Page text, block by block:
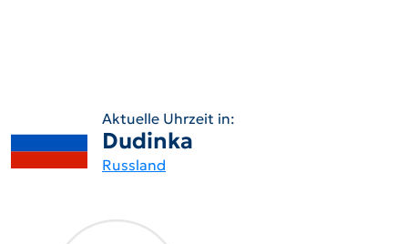
Aktuelle Uhrzeit in:
Dudinka
Russland